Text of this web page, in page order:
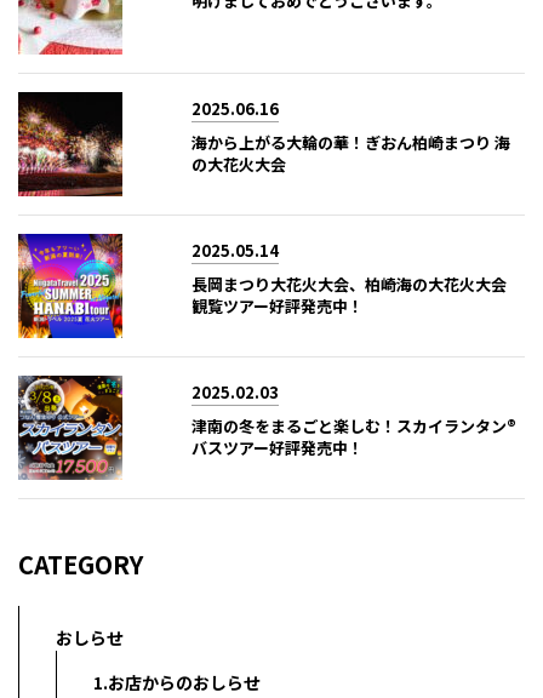
2025.06.16
海から上がる大輪の華！ぎおん柏崎まつり 海
の大花火大会
2025.05.14
長岡まつり大花火大会、柏崎海の大花火大会
観覧ツアー好評発売中！
2025.02.03
津南の冬をまるごと楽しむ！スカイランタン®
バスツアー好評発売中！
CATEGORY
おしらせ
1.お店からのおしらせ